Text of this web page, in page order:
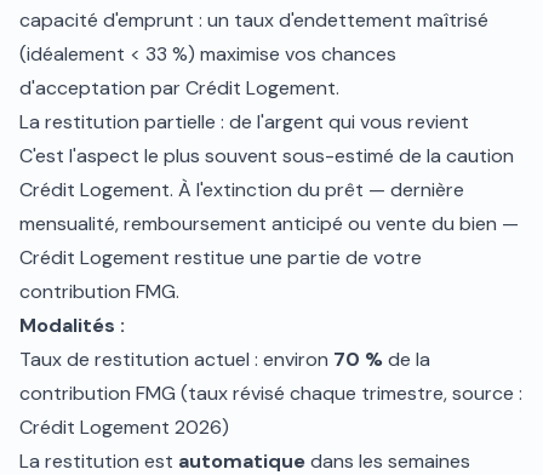
capacité d'emprunt : un taux d'endettement maîtrisé
(idéalement < 33 %) maximise vos chances
d'acceptation par Crédit Logement.
La restitution partielle : de l'argent qui vous revient
C'est l'aspect le plus souvent sous-estimé de la caution
Crédit Logement. À l'extinction du prêt — dernière
mensualité, remboursement anticipé ou vente du bien —
Crédit Logement restitue une partie de votre
contribution FMG.
Modalités :
Taux de restitution actuel : environ 70 %de la
contribution FMG (taux révisé chaque trimestre, source :
Crédit Logement 2026)
La restitution est automatiquedans les semaines